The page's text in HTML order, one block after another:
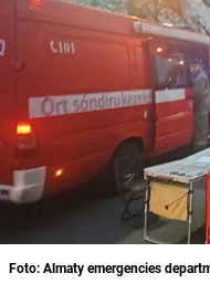
Foto: Almaty emergencies